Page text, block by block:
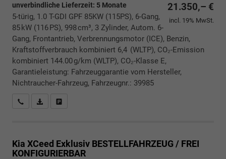
21.350,– €
incl. 19% MwSt.
unverbindliche Lieferzeit: 5 Monate
5-türig, 1.0 T-GDI GPF 85KW (115PS), 6-Gang,
85 kW (116 PS), 998 cm³, 3 Zylinder, Autom. 6-
Gang, Frontantrieb, Verbrennungsmotor (ICE), Benzin,
Kraftstoffverbrauch kombiniert 6,4 (WLTP), CO₂-Emission
kombiniert 144.00 g/km (WLTP), CO₂-Klasse E,
Garantieleistung: Fahrzeuggarantie vom Hersteller,
Nichtraucher-Fahrzeug, Fahrzeugnr.: 39985
Rückrufbitte absenden
PDF-Datei, Fahrzeugexposé drucken
Kia XCeed Exklusiv BESTELLFAHRZEUG / FREI
KONFIGURIERBAR